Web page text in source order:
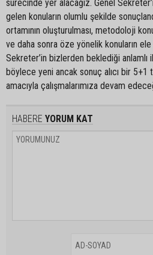
sürecinde yer alacağız. Genel
gelen konuların olumlu şekilde
ortamının oluşturulması, metodoloji
ve daha sonra öze yönelik konuların ele
Sekreter’in bizlerden beklediği anlamlı
böylece yeni ancak sonuç alıcı bir 5+1
amacıyla çalışmalarımıza devam
HABERE YORUM KAT